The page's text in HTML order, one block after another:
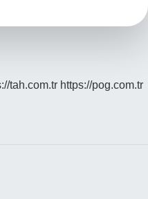
tah.com.tr https://pog.com.tr